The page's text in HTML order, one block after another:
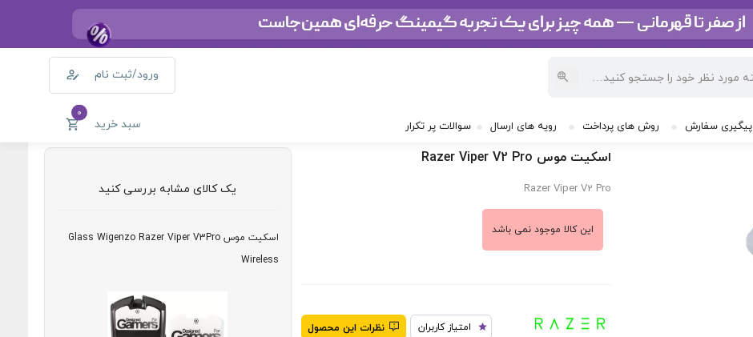
ورود/ثبت نام
پیگیری سفارش روش های پرداخت رویه های ارسال سوالات پر تکرار سبد خرید
0
اسکیت موس / اسکیت موس Razer Viper V2 Pro
یک کالای مشابه بررسی کنید
اسکیت موس Glass Wigenzo Razer Viper V3Pro
Wireless
اسکیت موس Razer Viper V2 Pro
Razer Viper V2 Pro
این کالا موجود نمی باشد
امتیاز کاربران نظرات این محصول